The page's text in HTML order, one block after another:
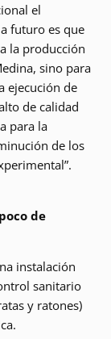
el
futuro es que
la producción
sino para
ejecución de
de calidad
para la
de los
de
instalación
sanitario
y ratones)